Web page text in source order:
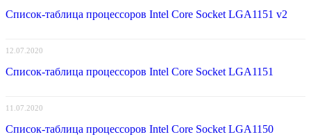
Список-таблица процессоров Intel Core Socket LGA1151 v2
12.07.2020
Список-таблица процессоров Intel Core Socket LGA1151
11.07.2020
Список-таблица процессоров Intel Core Socket LGA1150